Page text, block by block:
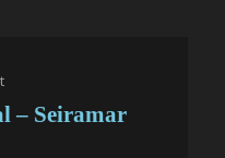
– Seiramar